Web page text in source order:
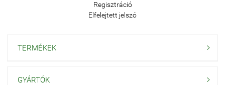
Regisztráció
Elfelejtett jelszó
TERMÉKEK 
GYÁRTÓK 